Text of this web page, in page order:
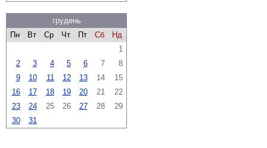
грудень
Пн
Вт Ср Чт Пт Сб
Нд
1
2
3 4 5 6 7
8
9
10 11 12 13 14
15
16
17 18 19 20 21
22
23
24 25 26 27 28
29
30
31